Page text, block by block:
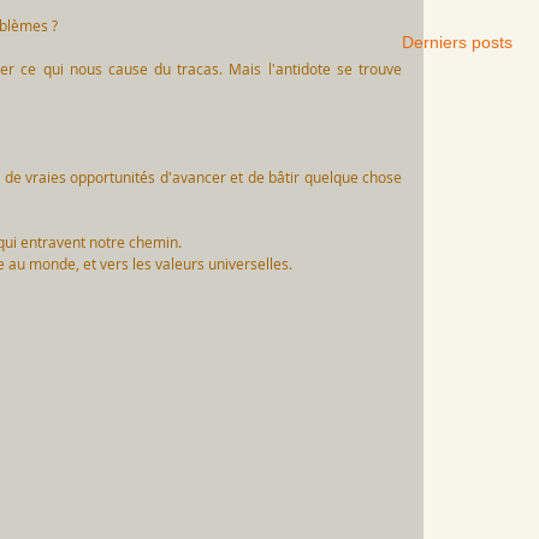
?
ce qui nous cause du tracas. Mais l'antidote se trouve
vraies opportunités d'avancer et de bâtir quelque chose
entravent notre chemin.
monde, et vers les valeurs universelles.
Derniers posts